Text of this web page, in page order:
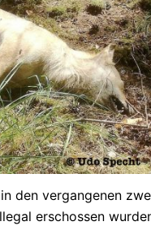
den vergangenen
erschossen